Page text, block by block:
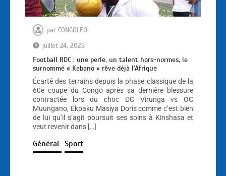
par CONGOLEO
juillet 24, 2026
Football RDC : une perle, un talent hors-normes, le
surnommé « Kebano » rêve déjà l’Afrique
Écarté des terrains depuis la phase classique de la
60e coupe du Congo après sa dernière blessure
contractée lors du choc DC Virunga vs OC
Muungano, Ekpaku Masiya Doris comme c’est bien
de lui qu’il s’agit poursuit ses soins à Kinshasa et
veut revenir dans […]
Général Sport